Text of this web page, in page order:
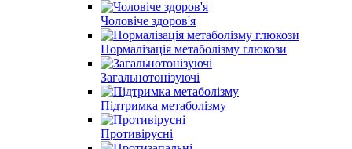
Чоловіче здоров'я
Нормалізація метаболізму глюкози
Загальнотонізуючі
Підтримка метаболізму
Противірусні